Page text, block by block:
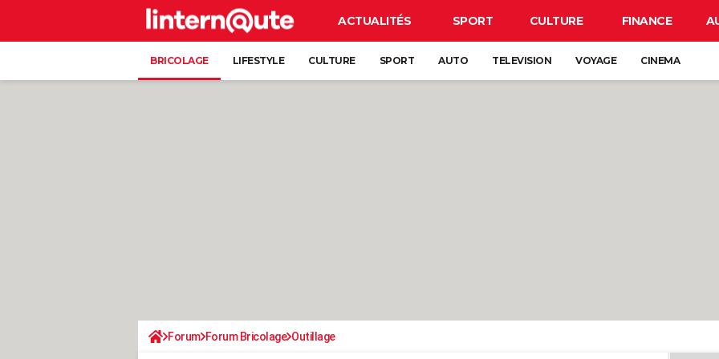
ACTUALITÉS SPORT CULTURE FINANCE
BRICOLAGE LIFESTYLE CULTURE SPORT AUTO TELEVISION VOYAGE CINEMA
Forum Forum Bricolage Outillage